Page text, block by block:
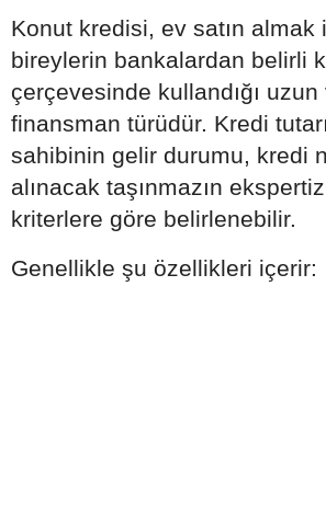
Konut kredisi, ev satın almak
bireylerin bankalardan belirli
çerçevesinde kullandığı uzun
finansman türüdür. Kredi
sahibinin gelir durumu, kredi
alınacak taşınmazın
kriterlere göre belirlenebilir.
Genellikle şu özellikleri içerir: